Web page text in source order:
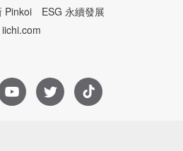
Pinkoi
ESG 永續發展
iichi.com